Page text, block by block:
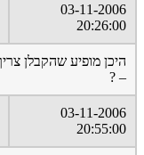
03-11-2006
20:26:00
– ?
03-11-2006
20:55:00